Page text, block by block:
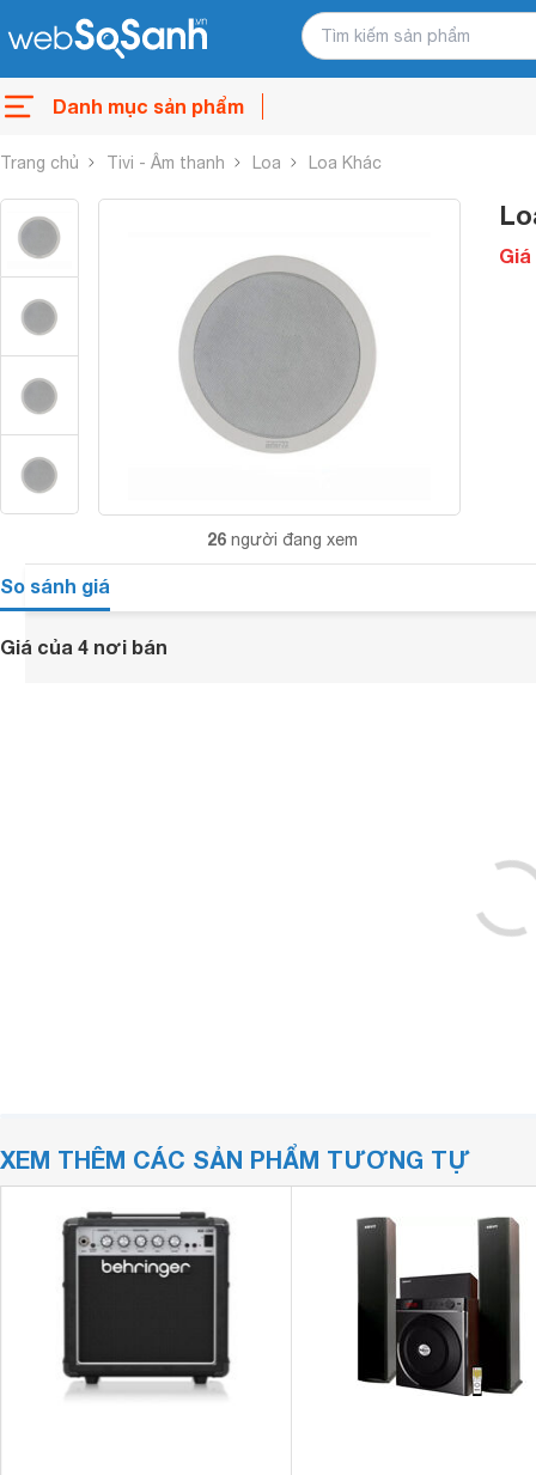
Danh mục sản phẩm
Trang chủ Tivi - Âm thanh Loa Loa Khác
26 người đang xem
Giá
So sánh giá
Giá của 4 nơi bán
XEM THÊM CÁC SẢN PHẨM TƯƠNG TỰ